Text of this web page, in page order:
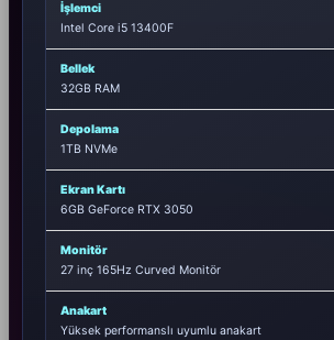
İşlemci
Intel Core i5 13400F
Bellek
32GB RAM
Depolama
1TB NVMe
Ekran Kartı
6GB GeForce RTX 3050
Monitör
27 inç 165Hz Curved Monitör
Anakart
Yüksek performanslı uyumlu anakart